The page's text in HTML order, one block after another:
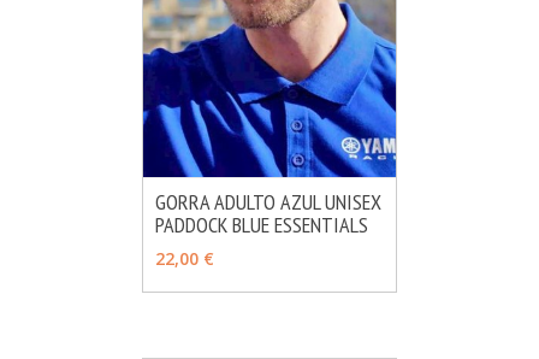
AÑADIR MÁS INFO
GORRA ADULTO AZUL UNISEX
PADDOCK BLUE ESSENTIALS
22,00 €